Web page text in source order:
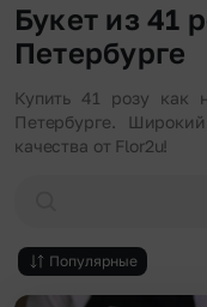
Букет из 41
Петербурге
Купить 41 розу как
Петербурге.
качества от Flor2u!
Популярные